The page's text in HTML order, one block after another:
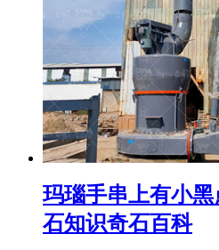
玛瑙手串上有小
石知识奇石百科